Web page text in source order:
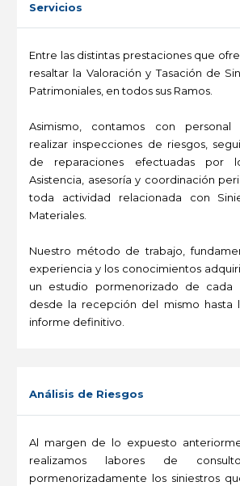
Servicios
Entre las distintas prestaciones que
resaltar la Valoración y Tasación de
Patrimoniales, en todos sus Ramos.
Asimismo, contamos con personal
realizar inspecciones de riesgos,
de reparaciones efectuadas por
Asistencia, asesoría y coordinación
toda actividad relacionada con
Materiales.
Nuestro método de trabajo,
experiencia y los conocimientos
un estudio pormenorizado de cada
desde la recepción del mismo hasta
informe definitivo.
Análisis de Riesgos
Al margen de lo expuesto
realizamos labores de
pormenorizadamente los siniestros